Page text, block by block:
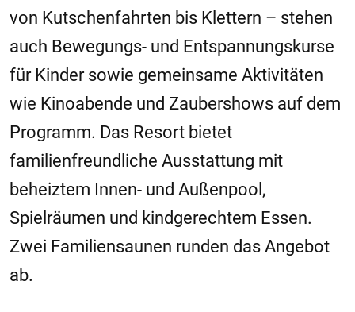
von Kutschenfahrten bis Klettern – stehen
auch Bewegungs- und Entspannungskurse
für Kinder sowie gemeinsame Aktivitäten
wie Kinoabende und Zaubershows auf dem
Programm. Das Resort bietet
familienfreundliche Ausstattung mit
beheiztem Innen- und Außenpool,
Spielräumen und kindgerechtem Essen.
Zwei Familiensaunen runden das Angebot
ab.